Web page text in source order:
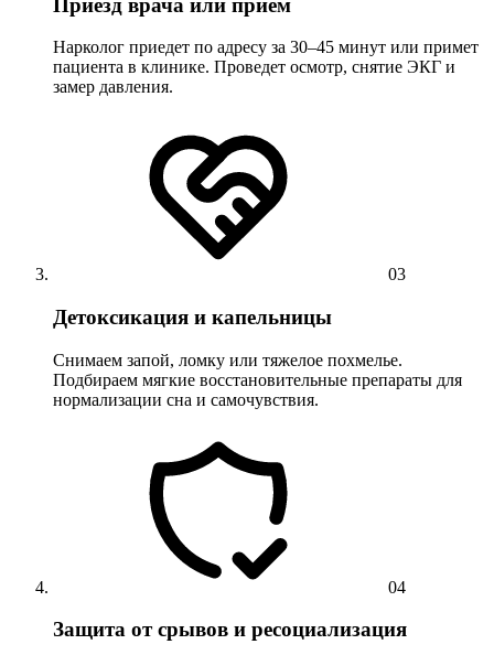
Нарколог приедет по адресу за 30–45 минут или примет
пациента в клинике. Проведет осмотр, снятие ЭКГ и
замер давления.
03
Детоксикация и капельницы
Снимаем запой, ломку или тяжелое похмелье.
Подбираем мягкие восстановительные препараты для
нормализации сна и самочувствия.
04
Защита от срывов и ресоциализация